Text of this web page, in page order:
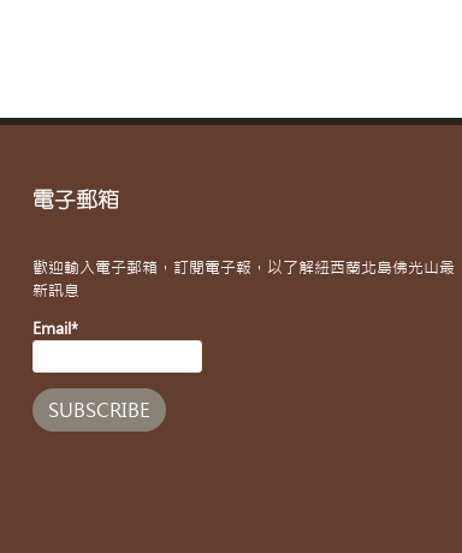
電子郵箱
歡迎輸入電子郵箱，訂閱電子報，以了解紐西蘭北島佛光山最
新訊息
Email*